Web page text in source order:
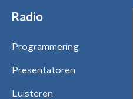
Radio
Programmering
Presentatoren
Luisteren